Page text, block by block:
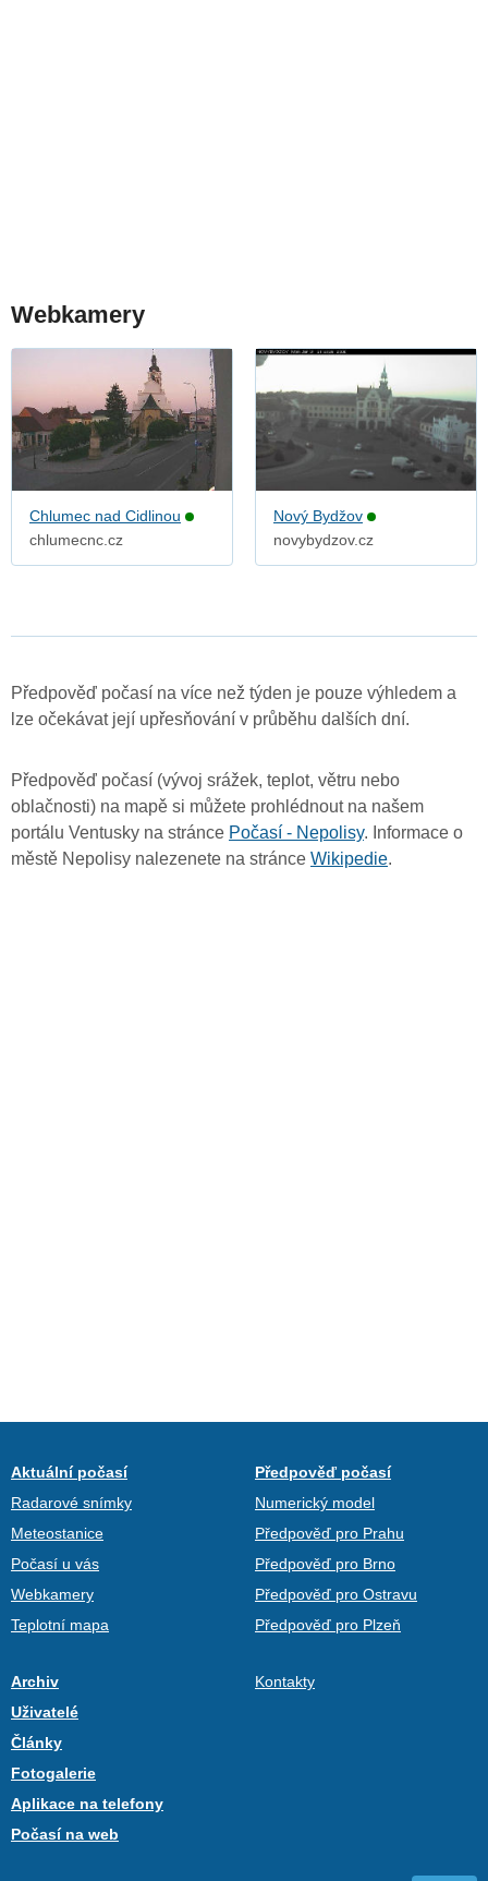
Webkamery
Chlumec nad Cidlinou
chlumecnc.cz
Nový Bydžov
novybydzov.cz
Předpověď počasí na více než týden je pouze výhledem a
lze očekávat její upřesňování v průběhu dalších dní.
Předpověď počasí (vývoj srážek, teplot, větru nebo
oblačnosti) na mapě si můžete prohlédnout na našem
portálu Ventusky na stránce Počasí - Nepolisy. Informace o
městě Nepolisy nalezenete na stránce Wikipedie.
Aktuální počasí
Radarové snímky
Meteostanice
Počasí u vás
Webkamery
Teplotní mapa
Předpověď počasí
Numerický model
Předpověď pro Prahu
Předpověď pro Brno
Předpověď pro Ostravu
Předpověď pro Plzeň
Archiv
Uživatelé
Články
Fotogalerie
Aplikace na telefony
Počasí na web
Kontakty